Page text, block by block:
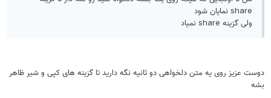
share نمایان شود
ولی گزینه share نمیاد
دوست عزيز روى يه متن دلخواهى دو ثانيه نگه داريد تا گزينه هاى كپى و شير ظاهر
بشه